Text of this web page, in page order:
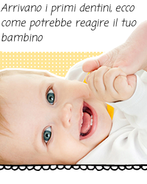
Arrivano i primi dentini, ecco
come potrebbe reagire il tuo
bambino